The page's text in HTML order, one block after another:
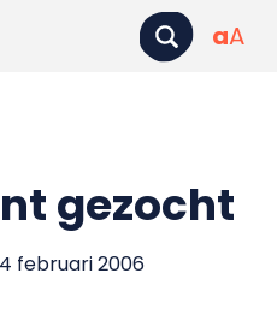
aA
gezocht
februari 2006